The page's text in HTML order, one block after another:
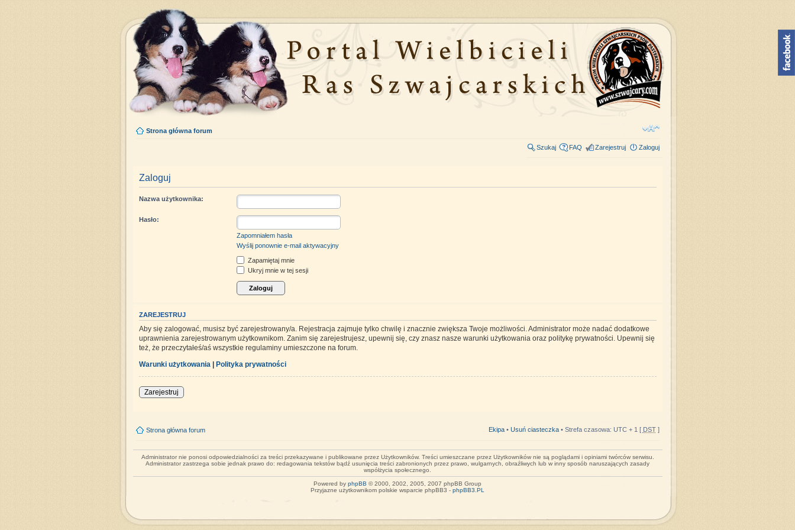
Strona główna forum
Szukaj FAQ Zarejestruj Zaloguj
Zaloguj
Nazwa użytkownika:
Hasło:
Zapomniałem hasła
Wyślij ponownie e-mail aktywacyjny
Zapamiętaj mnie
Ukryj mnie w tej sesji
ZAREJESTRUJ
Aby się zalogować, musisz być zarejestrowany/a. Rejestracja zajmuje tylko chwilę i znacznie zwiększa Twoje możliwości. Administrator może nadać dodatkowe
uprawnienia zarejestrowanym użytkownikom. Zanim się zarejestrujesz, upewnij się, czy znasz nasze warunki użytkowania oraz politykę prywatności. Upewnij się
też, że przeczytałeś/aś wszystkie regulaminy umieszczone na forum.
Warunki użytkowania | Polityka prywatności
Zarejestruj
Strona główna forum Ekipa• Usuń ciasteczka• Strefa czasowa: UTC + 1 [ DST]
Administrator nie ponosi odpowiedzialności za treści przekazywane i publikowane przez Użytkowników. Treści umieszczane przez Użytkowników nie są poglądami i opiniami twórców serwisu.
Administrator zastrzega sobie jednak prawo do: redagowania tekstów bądź usunięcia treści zabronionych przez prawo, wulgarnych, obraźliwych lub w inny sposób naruszających zasady
współżycia społecznego.
Powered by phpBB © 2000, 2002, 2005, 2007 phpBB Group
Przyjazne użytkownikom polskie wsparcie phpBB3 - phpBB3.PL